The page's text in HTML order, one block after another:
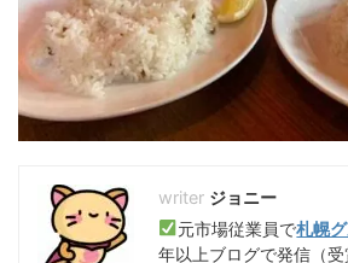
ジョニー
元市場従業員で札幌
年以上ブログで発信（受